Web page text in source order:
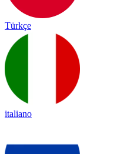
Türkçe
italiano